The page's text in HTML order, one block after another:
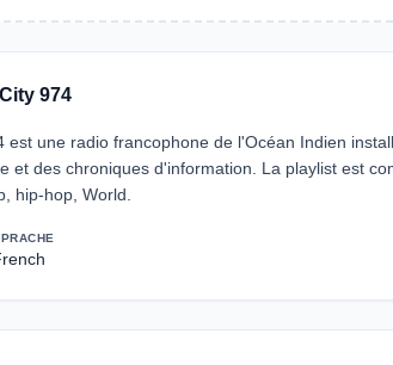
974
est une radio francophone de l'Océan Indien
et des chroniques d'information. La playlist est
hip-hop, World.